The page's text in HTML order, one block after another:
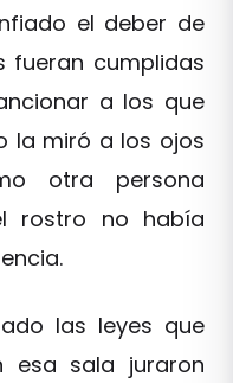
el deber de
fueran cumplidas
a los que
la miró a los ojos
otra persona
rostro no había
las leyes que
esa sala juraron